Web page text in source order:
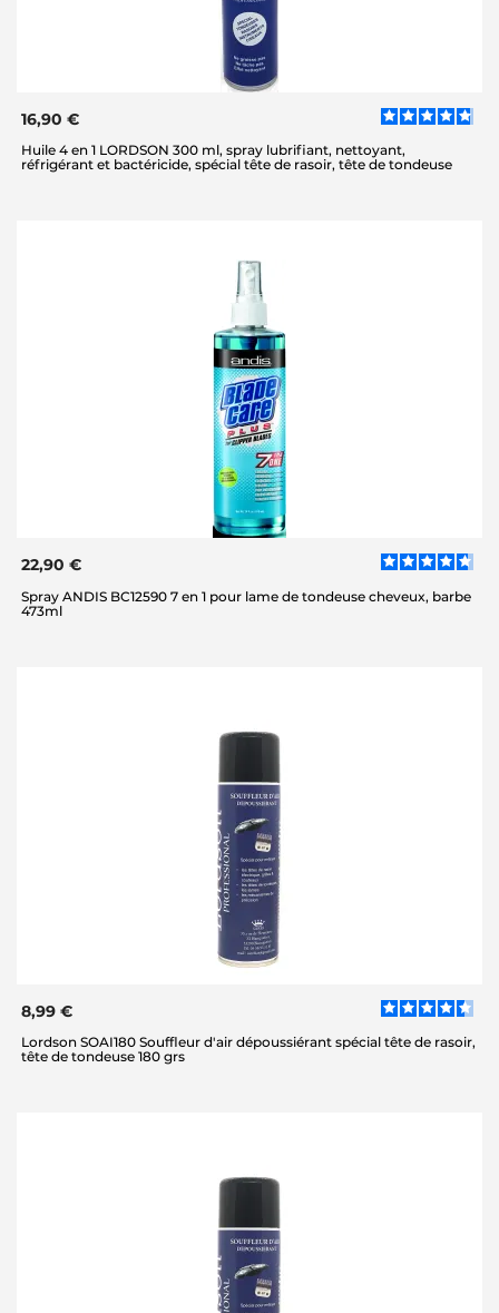
16,90 €
Huile 4 en 1 LORDSON 300 ml, spray lubrifiant, nettoyant,
réfrigérant et bactéricide, spécial tête de rasoir, tête de tondeuse
22,90 €
Spray ANDIS BC12590 7 en 1 pour lame de tondeuse cheveux, barbe
473ml
8,99 €
Lordson SOAI180 Souffleur d'air dépoussiérant spécial tête de rasoir,
tête de tondeuse 180 grs